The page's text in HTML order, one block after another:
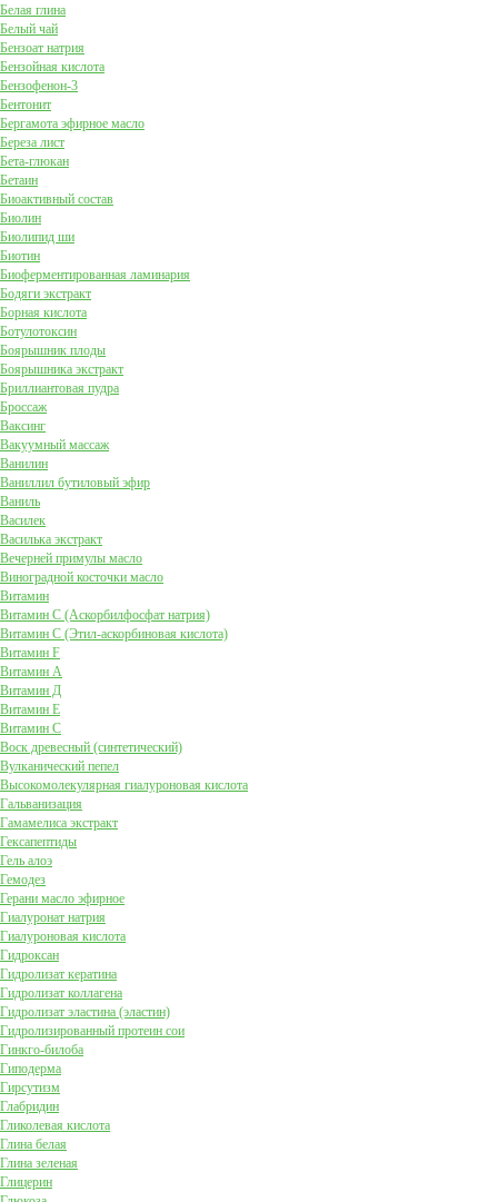
Белая глина
Белый чай
Бензоат натрия
Бензойная кислота
Бензофенон-3
Бентонит
Бергамота эфирное масло
Береза лист
Бета-глюкан
Бетаин
Биоактивный состав
Биолин
Биолипид ши
Биотин
Биоферментированная ламинария
Бодяги экстракт
Борная кислота
Ботулотоксин
Боярышник плоды
Боярышника экстракт
Бриллиантовая пудра
Броссаж
Ваксинг
Вакуумный массаж
Ванилин
Ваниллил бутиловый эфир
Ваниль
Василек
Василька экстракт
Вечерней примулы масло
Виноградной косточки масло
Витамин
Витамин C (Аскорбилфосфат натрия)
Витамин C (Этил-аскорбиновая кислота)
Витамин F
Витамин А
Витамин Д
Витамин Е
Витамин С
Воск древесный (синтетический)
Вулканический пепел
Высокомолекулярная гиалуроновая кислота
Гальванизация
Гамамелиса экстракт
Гексапептиды
Гель алоэ
Гемодез
Герани масло эфирное
Гиалуронат натрия
Гиалуроновая кислота
Гидроксан
Гидролизат кератина
Гидролизат коллагена
Гидролизат эластина (эластин)
Гидролизированный протеин сои
Гинкго-билоба
Гиподерма
Гирсутизм
Глабридин
Гликолевая кислота
Глина белая
Глина зеленая
Глицерин